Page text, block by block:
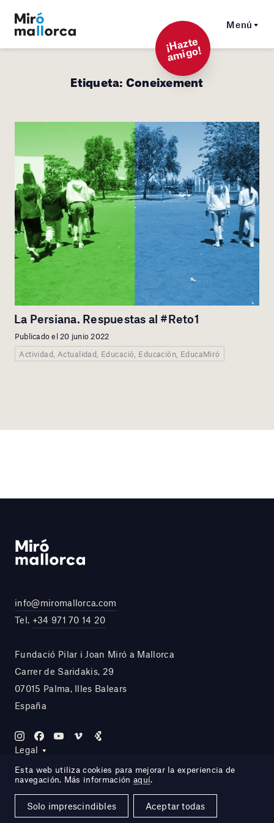
Menú
¡
Hazt
e
a
mi
g
o!
Etiqueta:Coneixement
La Persiana. Respuestas al #Reto1
Publicado el 20 junio 2022
Actividad, Actualidad, Educació, Educación, EducaMiró
info@miromallorca.com
Tel. +34 971 70 14 20
Fundació Pilar i Joan Miró a Mallorca
Carrer de Saridakis, 29
07015 Palma, Illes Balears
España
Legal
Site by DOMO—A
Esta web utiliza cookies para mejorar la experiencia de
navegación. Más información aquí.
Solo imprescindibles Aceptar todas